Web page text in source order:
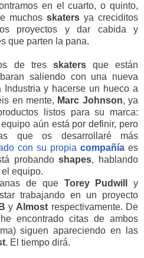
en el cuarto, o quinto,
muchos skaters ya creciditos
proyectos y dar cabida y
que parten la pana.
de tres skatersque están
saliendo con una nueva
y hacerse un hueco a
en mente, Marc Johnson, ya
listos para su marca:
aún está por definir, pero
que os desarrollaré más
con su propia compañía es
probandoshapes, hablando
equipo.
de que Torey Pudwill
y
trabajando en un proyecto
B y Almost respectivamente. De
encontrado citas de ambos
siguen apareciendo en las
. El tiempo dirá.